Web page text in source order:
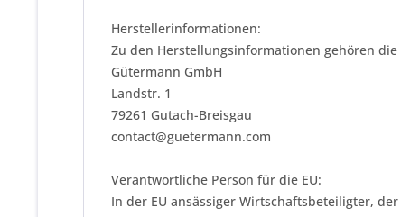
Herstellerinformationen:
Zu den Herstellungsinformationen gehören
Gütermann GmbH
Landstr. 1
79261 Gutach-Breisgau
contact@guetermann.com
Verantwortliche Person für die EU:
In der EU ansässiger Wirtschaftsbeteiligter,